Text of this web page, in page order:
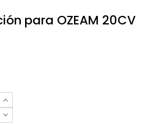
para OZEAM 20CV